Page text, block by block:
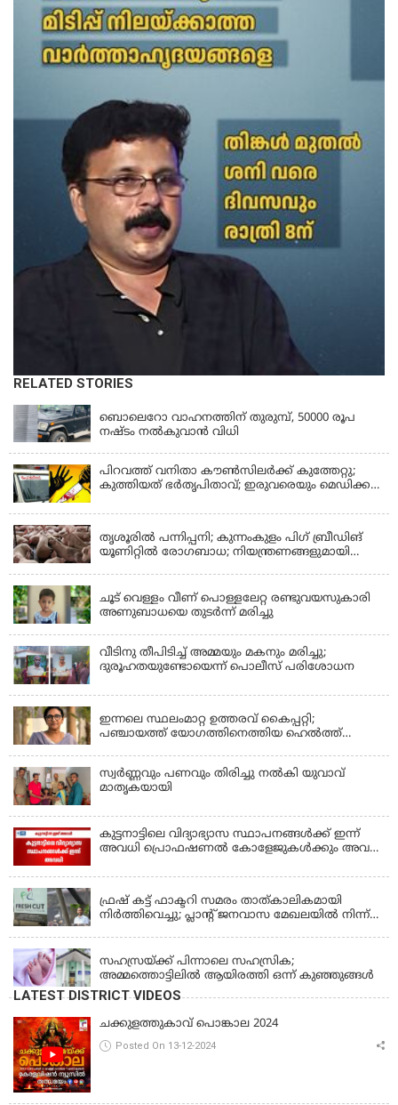
RELATED STORIES
KERALA
ബൊലെറോ വാഹനത്തിന് തുരുമ്പ്, 50000 രൂപ
നഷ്ടം നൽകുവാൻ വിധി
പിറവത്ത് വനിതാ കൗൺസിലർക്ക് കുത്തേറ്റു;
കുത്തിയത് ഭർതൃപിതാവ്; ഇരുവരെയും മെഡിക്കൽ
തൃശൂരിൽ പന്നിപ്പനി; കുന്നംകുളം പിഗ് ബ്രീഡിങ്
യൂണിറ്റിൽ രോഗബാധ; നിയന്ത്രണങ്ങളുമായി
ചൂട് വെള്ളം വീണ് പൊള്ളലേറ്റ രണ്ടുവയസുകാരി
അണുബാധയെ തുടർന്ന് മരിച്ചു
വീടിനു തീപിടിച്ച് അമ്മയും മകനും മരിച്ചു;
ദുരൂഹതയുണ്ടോയെന്ന് പൊലീസ് പരിശോധന
ഇന്നലെ സ്ഥലംമാറ്റ ഉത്തരവ് കൈപ്പറ്റി;
പഞ്ചായത്ത് യോഗത്തിനെത്തിയ ഹെല്‍ത്ത്
സ്വർണ്ണവും പണവും തിരിച്ചു നൽകി യുവാവ്
മാതൃകയായി
കുട്ടനാട്ടിലെ വിദ്യാഭ്യാസ സ്ഥാപനങ്ങൾക്ക് ഇന്ന്
അവധി പ്രൊഫഷണൽ കോളേജുകൾക്കും അവധി
ഫ്രഷ് കട്ട് ഫാക്ടറി സമരം താത്കാലികമായി
നിർത്തിവെച്ചു; പ്ലാൻ്റ് ജനവാസ മേഖലയിൽ നിന്ന്
സഹസ്രയ്ക്ക് പിന്നാലെ സഹസ്രിക;
അമ്മത്തൊട്ടിലില്‍ ആയിരത്തി ഒന്ന് കുഞ്ഞുങ്ങള്‍
LATEST DISTRICT VIDEOS
ചക്കുളത്തുകാവ് പൊങ്കാല 2024
Posted On 13-12-2024